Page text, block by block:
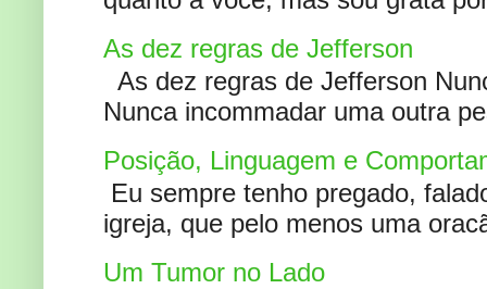
As dez regras de Jefferson
As dez regras de Jefferson
Nunca incommadar uma outra
Posição, Linguagem e
Eu sempre tenho pregado,
igreja, que pelo menos uma
Um Tumor no Lado